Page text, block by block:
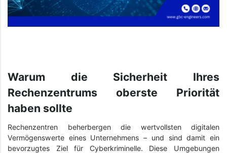
Warum die Sicherheit Ihres
Rechenzentrums oberste Priorität
haben sollte
Rechenzentren beherbergen die wertvollsten digitalen
Vermögenswerte eines Unternehmens – und sind damit ein
bevorzugtes Ziel für Cyberkriminelle. Diese Umgebungen